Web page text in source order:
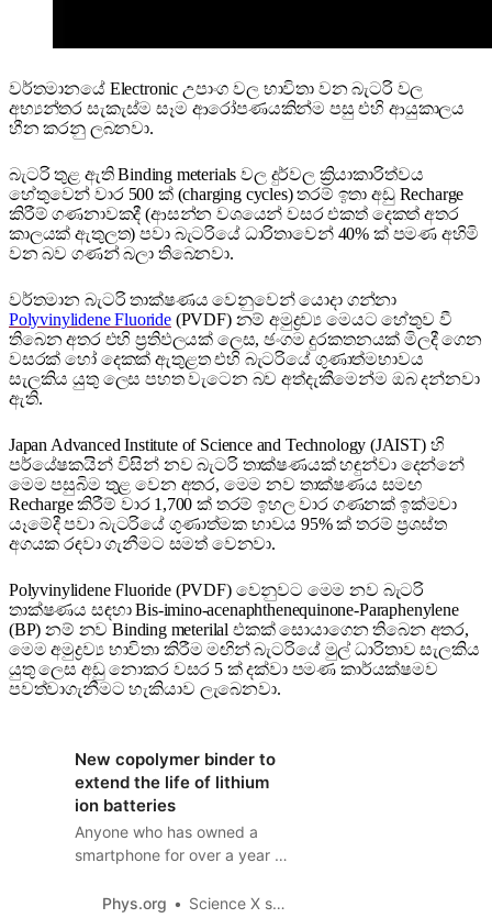
වර්තමානයේ Electronic උපාංග වල භාවිතා වන බැටරි වල
අභ්‍යන්තර සැකැස්ම සෑම ආරෝපණයකින්ම පසු එහි ආයුකාලය
හීන කරනු ලබනවා.
බැටරි තුළ ඇති Binding meterials වල දුර්වල ක්‍රියාකාරිත්වය
හේතුවෙන් වාර 500 ක් (charging cycles) තරම් ඉතා අඩු Recharge
කිරීම් ගණනාවකදී (ආසන්න වශයෙන් වසර එකත් දෙකත් අතර
කාලයක් ඇතුලත) පවා බැටරියේ ධාරිතාවෙන් 40% ක් පමණ අහිමි
වන බව ගණන් බලා තිබෙනවා.
වර්තමාන බැටරි තාක්ෂණය වෙනුවෙන් යොදා ගන්නා
Polyvinylidene Fluoride(PVDF) නම් අමුද්‍රව්‍ය මෙයට හේතුව වී
තිබෙන අතර එහි ප්‍රතිඵලයක් ලෙස, ඡංගම දුරකතනයක් මිලදී ගෙන
වසරක් හෝ දෙකක් ඇතුළත එහි බැටරියේ ගුණාත්මභාවය
සැලකිය යුතු ලෙස පහත වැටෙන බව අත්දැකීමෙන්ම ඔබ දන්නවා
ඇති.
Japan Advanced Institute of Science and Technology (JAIST) හි
පර්යේෂකයින් විසින් නව බැටරි තාක්ෂණයක් හඳුන්වා දෙන්නේ
මෙම පසුබිම තුළ වෙන අතර, මෙම නව තාක්ෂණය සමඟ
Recharge කිරීම් වාර 1,700 ක් තරම් ඉහල වාර ගණනක් ඉක්මවා
යෑමේදී පවා බැටරියේ ගුණාත්මක භාවය 95% ක් තරම් ප්‍රශස්ත
අගයක රඳවා ගැනීමට සමත් වෙනවා.
Polyvinylidene Fluoride (PVDF) වෙනුවට මෙම නව බැටරි
තාක්ෂණය සඳහා Bis-imino-acenaphthenequinone-Paraphenylene
(BP) නම් නව Binding meterilal එකක් සොයාගෙන තිබෙන අතර,
මෙම අමුද්‍රව්‍ය භාවිතා කිරීම මඟින් බැටරියේ මුල් ධාරිතාව සැලකිය
යුතු ලෙස අඩු නොකර වසර 5 ක් දක්වා පමණ කාර්යක්ෂමව
පවත්වාගැනීමට හැකියාව ලැබෙනවා.
New copolymer binder to
extend the life of lithium
ion batteries
Anyone who has owned a
smartphone for over a year is
built-in lithium (Li)-ion battery
Phys.org Science X staff